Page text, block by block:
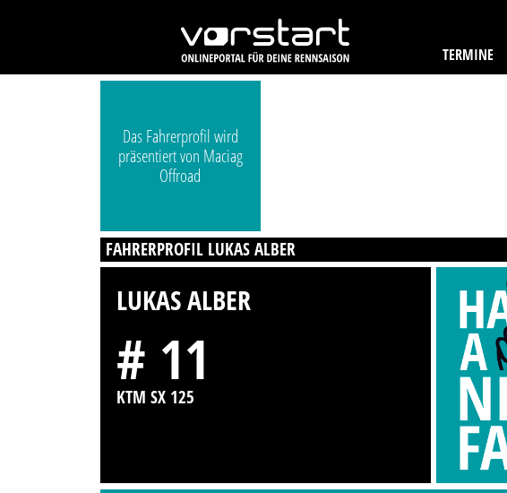
TERMINE
Das Fahrerprofil wird
präsentiert von Maciag
Offroad
FAHRERPROFIL LUKAS ALBER
LUKAS ALBER
# 11
KTM SX 125